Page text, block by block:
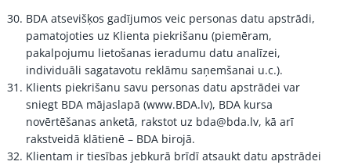
BDA atsevišķos gadījumos veic personas datu apstrādi,
pamatojoties uz Klienta piekrišanu (piemēram,
pakalpojumu lietošanas ieradumu datu analīzei,
individuāli sagatavotu reklāmu saņemšanai u.c.).
Klients piekrišanu savu personas datu apstrādei var
sniegt BDA mājaslapā (www.BDA.lv), BDA kursa
novērtēšanas anketā, rakstot uz bda@bda.lv, kā arī
rakstveidā klātienē – BDA birojā.
Klientam ir tiesības jebkurā brīdī atsaukt datu apstrādei